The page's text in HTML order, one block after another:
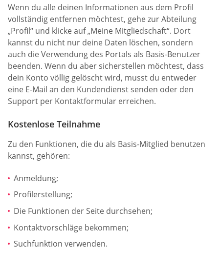
Wenn du alle deinen Informationen aus dem Profil
vollständig entfernen möchtest, gehe zur Abteilung
„Profil“ und klicke auf „Meine Mitgliedschaft“. Dort
kannst du nicht nur deine Daten löschen, sondern
auch die Verwendung des Portals als Basis-Benutzer
beenden. Wenn du aber sicherstellen möchtest, dass
dein Konto völlig gelöscht wird, musst du entweder
eine E-Mail an den Kundendienst senden oder den
Support per Kontaktformular erreichen.
Kostenlose Teilnahme
Zu den Funktionen, die du als Basis-Mitglied benutzen
kannst, gehören:
Anmeldung;
Profilerstellung;
Die Funktionen der Seite durchsehen;
Kontaktvorschläge bekommen;
Suchfunktion verwenden.